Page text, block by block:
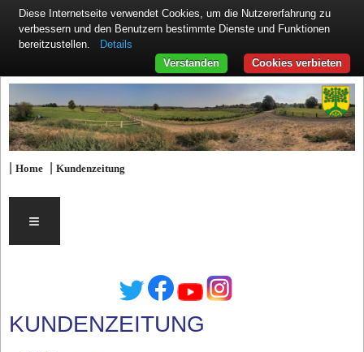
|Home |Kundenzeitung
≡
KUNDENZEITUNG
Diese Internetseite verwendet Cookies, um die Nutzererfahrung zu
verbessern und den Benutzern bestimmte Dienste und Funktionen
bereitzustellen.
Details
Cookies verbieten
Verstanden